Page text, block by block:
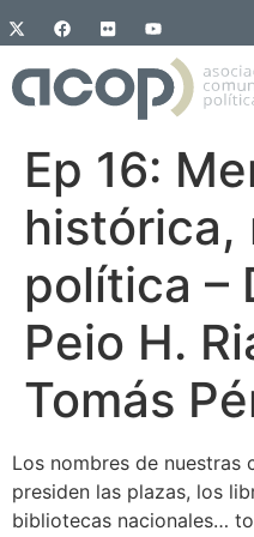
Ep 16:
histórica,
política –
Peio H.
Tomás
Los nombres de nuestras
presiden las plazas, los
bibliotecas nacionales…